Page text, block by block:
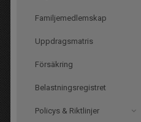
Familjemedlemskap
Uppdragsmatris
Försäkring
Belastningsregistret
Policys & Riktlinjer